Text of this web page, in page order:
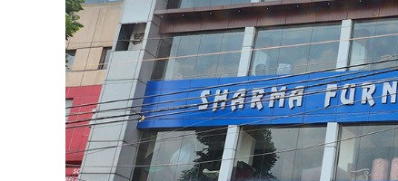
का किया उद्घाटन, कहा- ग्रामीण
ByGoutam
Published on:July 21, 2024